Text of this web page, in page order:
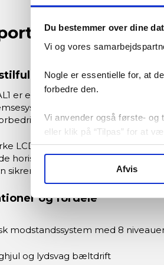
Du bestemmer over dine
Vi og vores
Nogle er essentielle for, at
forbedre den.
Vi anvender også første- og
eller klik på “Tilpas” for at
Afvis
AL1
motionscykel med
er en stabil og moderne
og 8
LCD-computer viser tid, afstand,
horisontalt og vertikalt, og
sikrer en tryg træning. Maks.
og fordele
modstandssystem med 8
og lydsvag bæltdrift